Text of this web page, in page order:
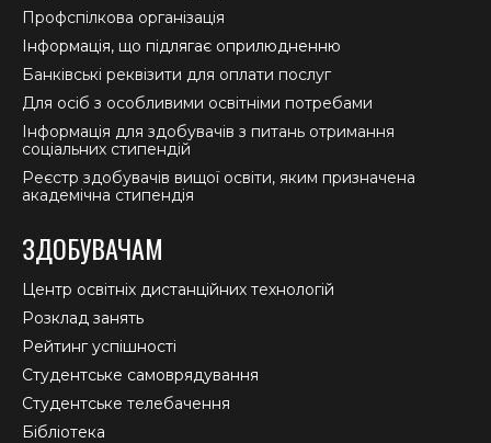
Профспілкова організація
Інформація, що підлягає оприлюдненню
Банківські реквізити для оплати послуг
Для осіб з особливими освітніми потребами
Інформація для здобувачів з питань отримання
соціальних стипендій
Реєстр здобувачів вищої освіти, яким призначена
академічна стипендія
ЗДОБУВАЧАМ
Центр освітніх дистанційних технологій
Розклад занять
Рейтинг успішності
Студентське самоврядування
Студентське телебачення
Бібліотека